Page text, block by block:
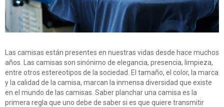
Las camisas están presentes en nuestras vidas desde hace muchos
años. Las camisas son sinónimo de elegancia, presencia, limpieza,
entre otros estereotipos de la sociedad. El tamaño, el color, la marca
y la calidad de la camisa, marcan la inmensa diversidad que existe
en el mundo de las camisas. Saber planchar una camisa es la
primera regla que uno debe de saber si es que quiere transmitir